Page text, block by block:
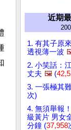
近期
1. 有其子原
透視薄一波
2. 小笑話：
丈夫 🖼️ (
3. 一張極其
次)
4. 無須舉報
級黃片 男女
分鐘 (37,958